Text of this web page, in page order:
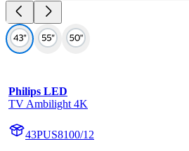
Philips LED
TV Ambilight 4K
43PUS8100/12